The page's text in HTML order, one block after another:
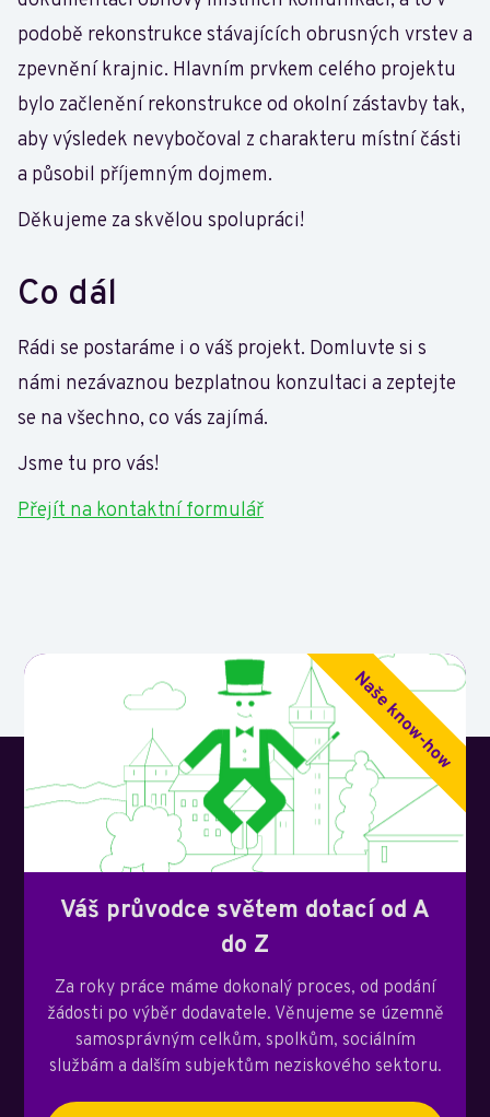
podobě rekonstrukce stávajících obrusných vrstev a
zpevnění krajnic. Hlavním prvkem celého projektu
bylo začlenění rekonstrukce od okolní zástavby tak,
aby výsledek nevybočoval z charakteru místní části
a působil příjemným dojmem.
Děkujeme za skvělou spolupráci!
Co dál
Rádi se postaráme i o váš projekt. Domluvte si s
námi nezávaznou bezplatnou konzultaci a zeptejte
se na všechno, co vás zajímá.
Jsme tu pro vás!
Přejít na kontaktní formulář
Váš průvodce světem dotací od A
do Z
Za roky práce máme dokonalý proces, od podání
žádosti po výběr dodavatele. Věnujeme se územně
samosprávným celkům, spolkům, sociálním
službám a dalším subjektům neziskového sektoru.